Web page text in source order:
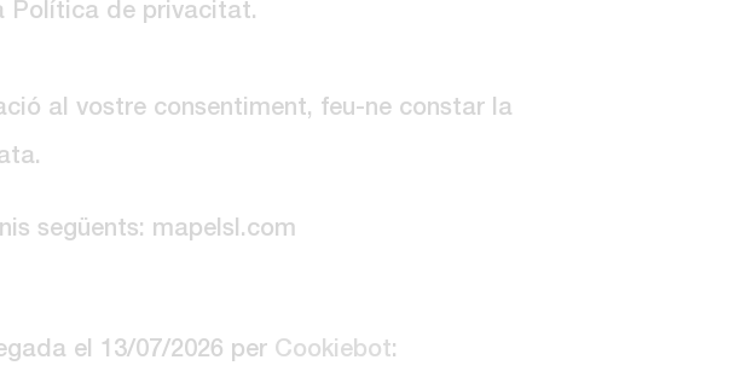
Política de privacitat.
al vostre consentiment, feu-ne constar la
següents: mapelsl.com
el 13/07/2026 per Cookiebot: